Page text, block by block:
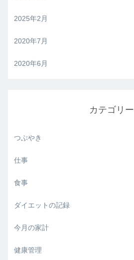
2025年2月
2020年7月
2020年6月
カテゴリー
つぶやき
仕事
食事
ダイエットの記録
今月の家計
健康管理